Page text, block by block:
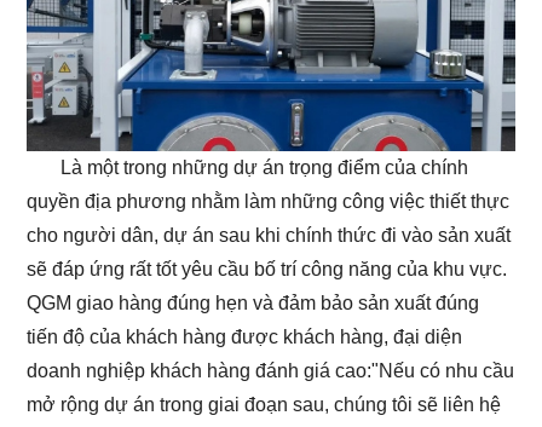
Là một trong những dự án trọng điểm của chính
quyền địa phương nhằm làm những công việc thiết thực
cho người dân, dự án sau khi chính thức đi vào sản xuất
sẽ đáp ứng rất tốt yêu cầu bố trí công năng của khu vực.
QGM giao hàng đúng hẹn và đảm bảo sản xuất đúng
tiến độ của khách hàng được khách hàng, đại diện
doanh nghiệp khách hàng đánh giá cao:"Nếu có nhu cầu
mở rộng dự án trong giai đoạn sau, chúng tôi sẽ liên hệ